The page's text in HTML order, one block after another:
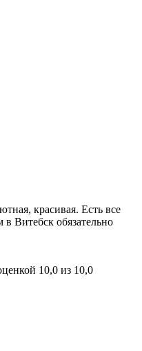
красивая. Есть все
Витебск обязательно
10,0 из 10,0